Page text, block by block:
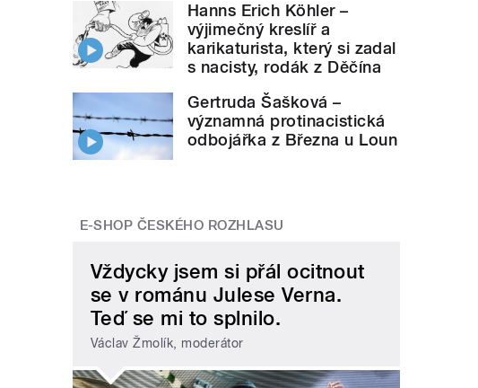
Hanns Erich Köhler –
výjimečný kreslíř a
karikaturista, který si zadal
s nacisty, rodák z Děčína
Gertruda Šašková –
významná protinacistická
odbojářka z Března u Loun
E-SHOP ČESKÉHO ROZHLASU
Vždycky jsem si přál ocitnout
se v románu Julese Verna.
Teď se mi to splnilo.
Václav Žmolík, moderátor